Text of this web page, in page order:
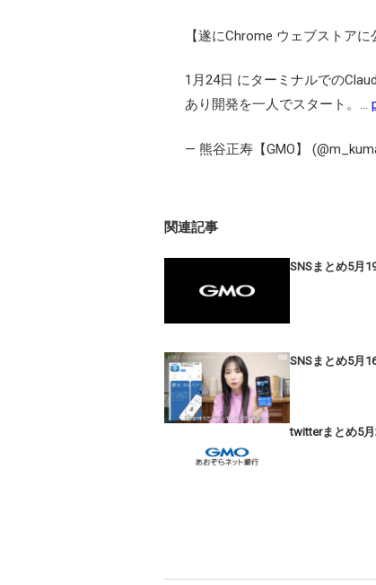
【遂にChrome ウェブストアに
1月24日 にターミナルでの
あり開発を一人でスタート。…
— 熊谷正寿【GMO】
関連記事
SNSまとめ5月
SNSまとめ5月
twitterまとめ5月